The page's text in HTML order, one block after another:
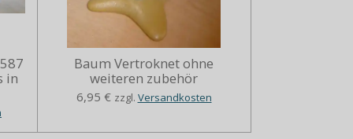
in
Baum Vertroknet ohne
weiteren zubehör
6,95 € zzgl. Versandkosten